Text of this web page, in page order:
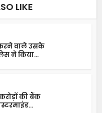
LIKE
वाले उसके
ने किया...
की बैंक